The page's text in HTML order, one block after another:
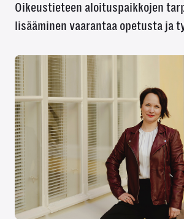
Oikeustieteen aloituspaikkojen
lisääminen vaarantaa opetusta ja